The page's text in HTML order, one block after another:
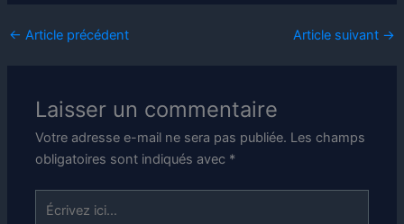
← Article précédent Article suivant →
Laisser un commentaire
Votre adresse e-mail ne sera pas publiée. Les champs
obligatoires sont indiqués avec *
Écrivez